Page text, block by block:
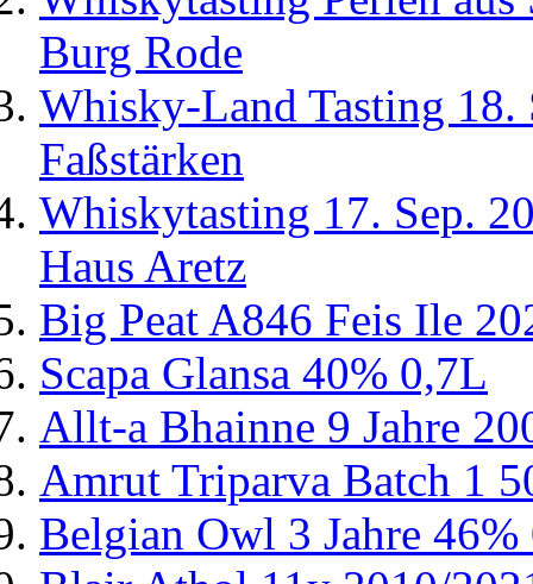
Burg Rode
Whisky-Land Tasting 18.
Faßstärken
Whiskytasting 17. Sep.
Haus Aretz
Big Peat A846 Feis Ile
Scapa Glansa 40% 0,7L
Allt-a Bhainne 9 Jahre
Amrut Triparva Batch 1
Belgian Owl 3 Jahre